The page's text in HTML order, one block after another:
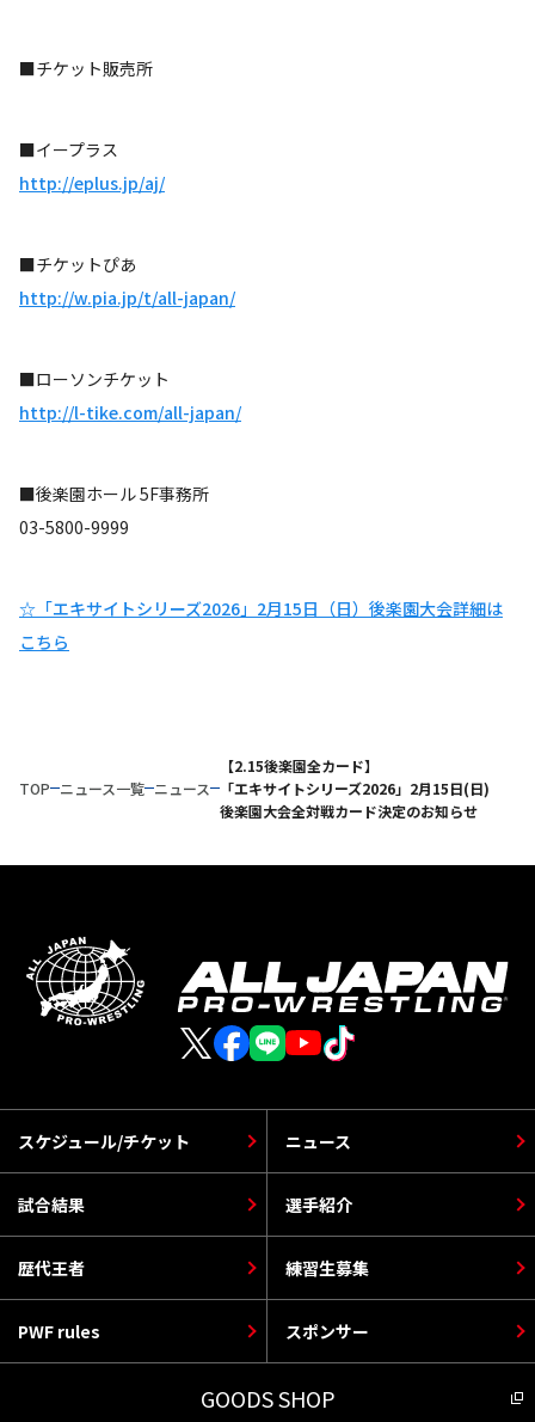
■チケット販売所
■イープラス
http://eplus.jp/aj/
■チケットぴあ
http://w.pia.jp/t/all-japan/
■ローソンチケット
http://l-tike.com/all-japan/
■後楽園ホール 5F事務所
03-5800-9999
☆「エキサイトシリーズ2026」2月15日（日）後楽園大会詳細は
こちら
TOP ニュース一覧 ニュース
【2.15後楽園全カード】
「エキサイトシリーズ2026」2月15日(日)
後楽園大会全対戦カード決定のお知らせ
スケジュール/チケット
選手紹介
PWF rules
ニュース
歴代王者
スポンサー
試合結果
練習生募集
GOODS SHOP